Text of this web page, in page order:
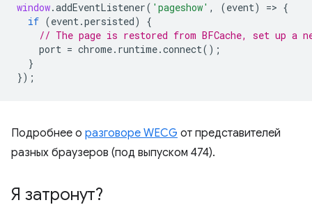
window.addEventListener( 'pageshow' , (event) => {
if (event.persisted)
{
// The page is restored from BFCache, set up a
port = chrome. runtime.connect();
}
});
Подробнее о разговоре WECG от представителей
разных браузеров (под выпуском 474).
Я затронут?